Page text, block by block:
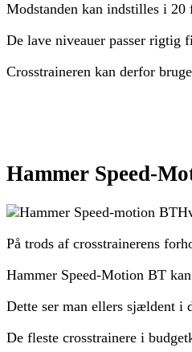
Modstanden kan indstilles i
De lave niveauer passer rigtig
Crosstraineren kan derfor
Hammer Speed-
På trods af crosstrainerens
Hammer Speed-Motion BT
Dette ser man ellers sjældent i
De fleste crosstrainere i